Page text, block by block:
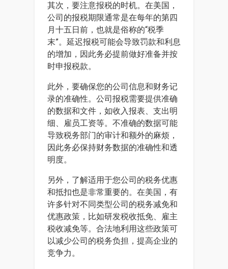
其次，要注意报税的时机。在美国，
公司的报税期限通常是在每年的第四
月十五日前，也就是俗称的“税季
末”。延迟报税可能会导致罚款和利息
的增加，因此务必提前做好准备并按
时申报税款。
此外，要确保您的公司信息和财务记
录的准确性。公司报税需要提供准确
的数据和文件，如收入报表、支出明
细、雇员工资等。不准确的数据可能
导致税务部门的审计和额外的麻烦，
因此务必保持财务数据的准确性和透
明度。
另外，了解适用于您公司的税务优惠
和抵扣也是非常重要的。在美国，有
许多针对不同类型公司的税务减免和
优惠政策，比如研发税收抵免、雇主
税收减免等。合法地利用这些政策可
以减少公司的税务负担，提高企业的
竞争力。